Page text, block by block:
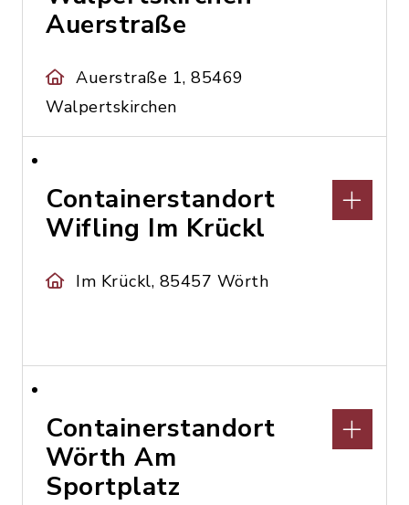
Auerstraße
Auerstraße 1, 85469
Walpertskirchen
Containerstandort
Wifling Im Krückl
Im Krückl, 85457 Wörth
Containerstandort
Wörth Am
Sportplatz